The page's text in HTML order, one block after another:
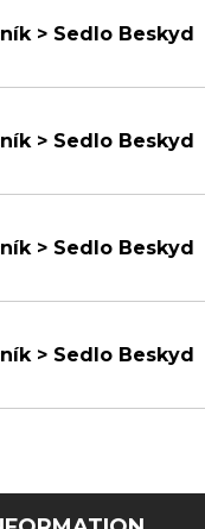
> Sedlo Beskyd
> Sedlo Beskyd
> Sedlo Beskyd
> Sedlo Beskyd